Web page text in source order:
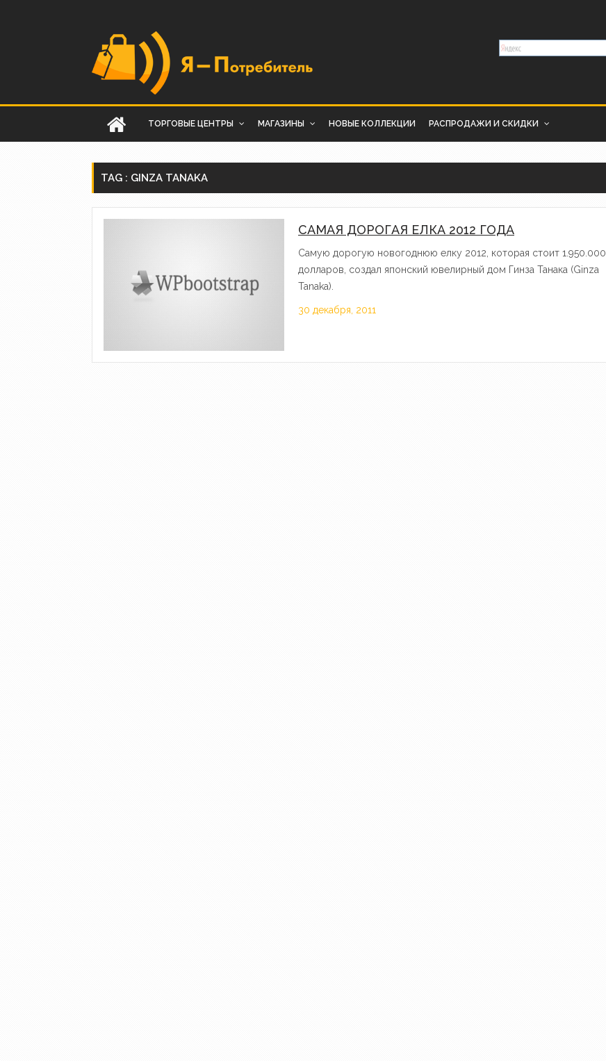
ТОРГОВЫЕ ЦЕНТРЫ МАГАЗИНЫ НОВЫЕ КОЛЛЕКЦИИ РАСПРОДАЖИ И СКИДКИ
TAG : GINZA TANAKA
САМАЯ ДОРОГАЯ ЕЛКА 2012 ГОДА
Самую дорогую новогоднюю елку 2012, которая стоит 1.950.000
долларов, создал японский ювелирный дом Гинза Танака (Ginza
Tanaka).
30 декабря, 2011